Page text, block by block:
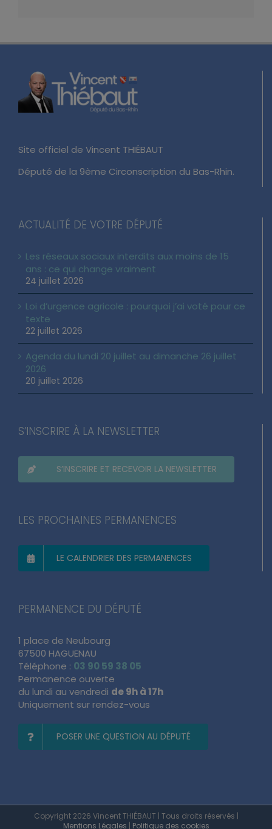
Site officiel de Vincent THIÉBAUT
Député de la 9ème Circonscription du Bas-Rhin.
ACTUALITÉ DE VOTRE DÉPUTÉ
Les réseaux sociaux interdits aux moins de 15
ans : ce qui change vraiment
24 juillet 2026
Loi d’urgence agricole : pourquoi j’ai voté pour ce
texte
22 juillet 2026
Agenda du lundi 20 juillet au dimanche 26 juillet
2026
20 juillet 2026
S’INSCRIRE À LA NEWSLETTER
S’INSCRIRE ET RECEVOIR LA NEWSLETTER
LES PROCHAINES PERMANENCES
LE CALENDRIER DES PERMANENCES
PERMANENCE DU DÉPUTÉ
1 place de Neubourg
67500 HAGUENAU
Téléphone : 03 90 59 38 05
Permanence ouverte
du lundi au vendredi de 9h à 17h
Uniquement sur rendez-vous
POSER UNE QUESTION AU DÉPUTÉ
Copyright 2026 Vincent THIÉBAUT | Tous droits réservés |
Mentions Légales | Politique des cookies